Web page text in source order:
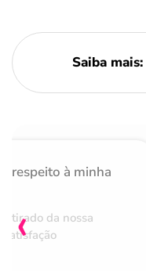
Saiba mais:
respeito à minha
da nossa
‹